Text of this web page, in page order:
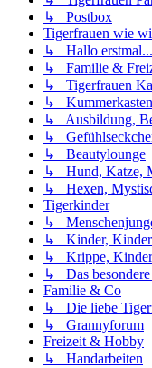
↳ Postbox
Tigerfrauen wie
↳ Hallo erstmal...
↳ Familie &
↳ Tigerfrauen
↳ Kummerkasten
↳ Ausbildung,
↳
↳ Beautylounge
↳ Hund, Katze,
↳ Hexen,
Tigerkinder
↳
↳ Kinder, Kinder
↳ Krippe,
↳ Das
Familie & Co
↳ Die liebe
↳ Grannyforum
Freizeit & Hobby
↳ Handarbeiten